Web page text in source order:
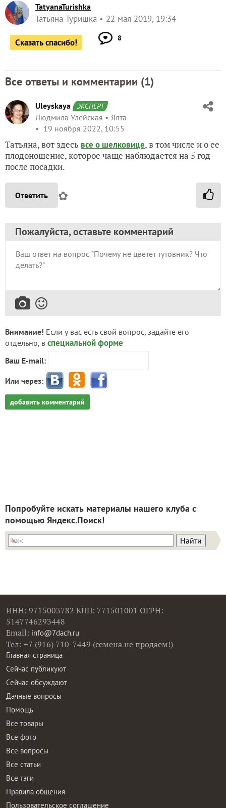
TatyanaTurishka
Татьяна Туришка 22 мая 2019, 19:34
Сказать спасибо! 8
Все ответы и комментарии (1)
Uleyskaya ЭКСПЕРТ
Людмила Улейская
Ялта
19 ноября 2022, 10:55
Татьяна, вот здесь все о шелковице, в том числе и о ее
плодоношение, которое чаще наблюдается на 5 год
после посадки.
Ответить ✿
Пожалуйста, оставьте комментарий
Внимание! Если у вас есть свой вопрос, задайте его
отдельно, в специальной форме
Ваш E-mail:
Или через:
добавить комментарий
Попробуйте искать материалы нашего клуба с
помощью Яндекс.Поиск!
ИНН: 9715003782 КПП: 771501001 ОГРН:
5147746293448
Email: info@7dach.ru
Тел: +7 (916) 710-7449 (семена не продаем!)
Главная страница
Сейчас публикуют
Сейчас обсуждают
Дачные вопросы
Помощь
Все товары
Все фото
Все вопросы
Все статьи
Все тэги
Правила общения
Пользовательское соглашение